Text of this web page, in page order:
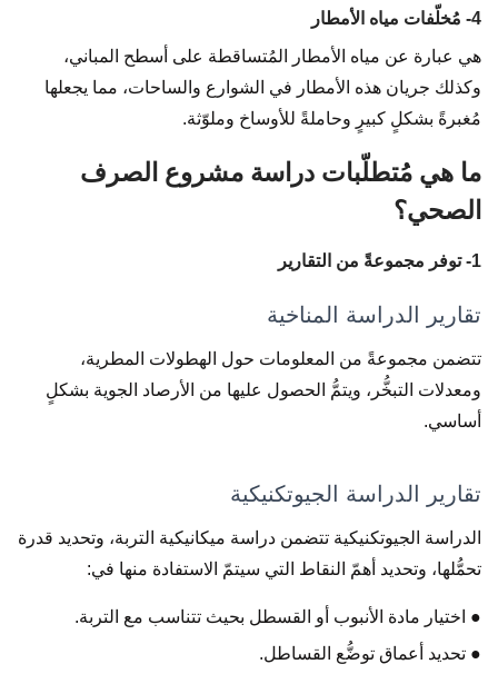
4- مُخلّفات مياه الأمطار
هي عبارة عن مياه الأمطار المُتساقطة على أسطح المباني،
وكذلك جريان هذه الأمطار في الشوارع والساحات، مما يجعلها
مُغبرةً بشكلٍ كبيرٍ وحاملةً للأوساخ وملوّثة.
ما هي مُتطلّبات دراسة مشروع الصرف
الصحي؟
1- توفر مجموعةً من التقارير
تقارير الدراسة المناخية
تتضمن مجموعةً من المعلومات حول الهطولات المطرية،
ومعدلات التبخُّر، ويتمُّ الحصول عليها من الأرصاد الجوية بشكلٍ
أساسي.
تقارير الدراسة الجيوتكنيكية
الدراسة الجيوتكنيكية تتضمن دراسة ميكانيكية التربة، وتحديد قدرة
تحمُّلها، وتحديد أهمّ النقاط التي سيتمّ الاستفادة منها في:
● اختيار مادة الأنبوب أو القسطل بحيث تتناسب مع التربة.
● تحديد أعماق توضُّع القساطل.